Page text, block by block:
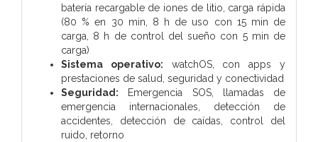
batería recargable de iones de litio, carga rápida
(80 % en 30 min, 8 h de uso con 15 min de
carga, 8 h de control del sueño con 5 min de
carga)
Sistema operativo: watchOS, con apps y
prestaciones de salud, seguridad y conectividad
Seguridad: Emergencia SOS, llamadas de
emergencia internacionales, detección de
accidentes, detección de caídas, control del
ruido, retorno